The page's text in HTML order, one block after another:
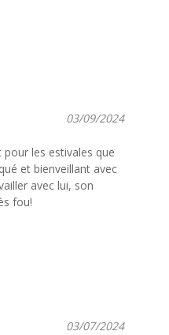
03/09/2024
pour les estivales que
et bienveillant avec
avec lui, son
fou!
03/07/2024